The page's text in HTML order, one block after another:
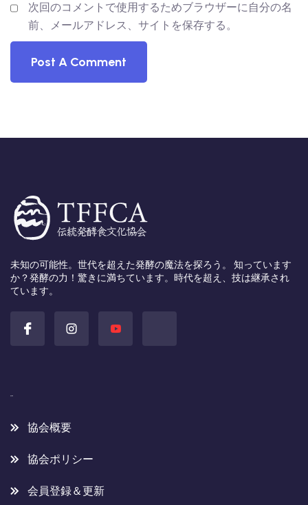
次回のコメントで使用するためブラウザーに自分の名
前、メールアドレス、サイトを保存する。
未知の可能性。世代を超えた発酵の魔法を探ろう。 知っています
か？発酵の力！驚きに満ちています。時代を超え、技は継承され
ています。
協会概要
協会ポリシー
会員登録＆更新